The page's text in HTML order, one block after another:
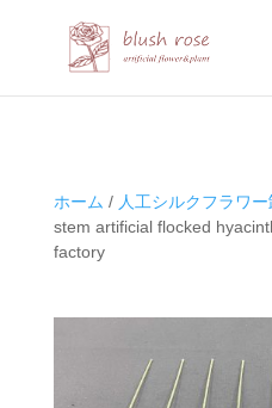
ホーム / 人工シルクフラワ
stem artificial flocked
factory